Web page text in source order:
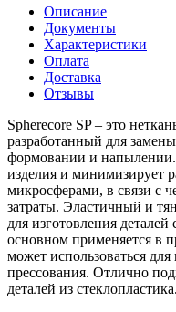
Описание
Документы
Характеристики
Оплата
Доставка
Отзывы
Spherecore SP – это
разработанный для
формовании и напылении.
изделия и минимизирует
микросферами, в связи с
затраты. Эластичный и
для изготовления
основном применяется в
может использоваться
прессования. Отлично
деталей из стеклопластика.